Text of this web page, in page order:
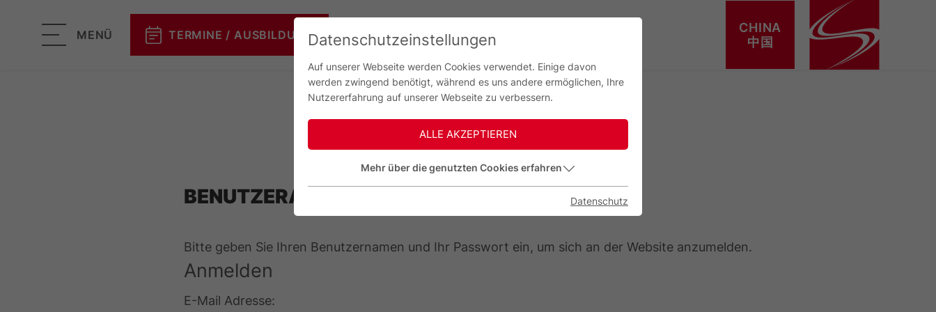
MENÜ TERMINE / AUSBILDUNG
CHINA
中国
BENUTZERANMELDUNG
Bitte geben Sie Ihren Benutzernamen und Ihr Passwort ein, um sich an der Website anzumelden.
Anmelden
E-Mail Adresse:
Datenschutzeinstellungen
Auf unserer Webseite werden Cookies verwendet. Einige davon
werden zwingend benötigt, während es uns andere ermöglichen, Ihre
Nutzererfahrung auf unserer Webseite zu verbessern.
ALLE AKZEPTIEREN
Mehr über die genutzten Cookies erfahren
Datenschutz